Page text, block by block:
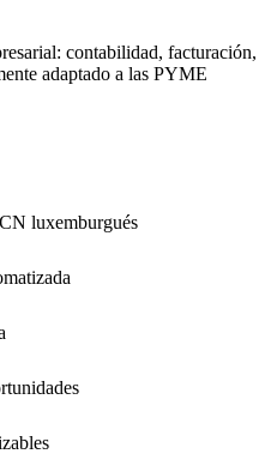
contabilidad, facturación,
adaptado a las PYME
luxemburgués